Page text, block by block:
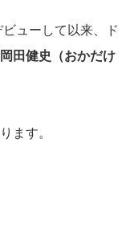
ビューして以来、ド
岡田健史（おかだけ
ます。